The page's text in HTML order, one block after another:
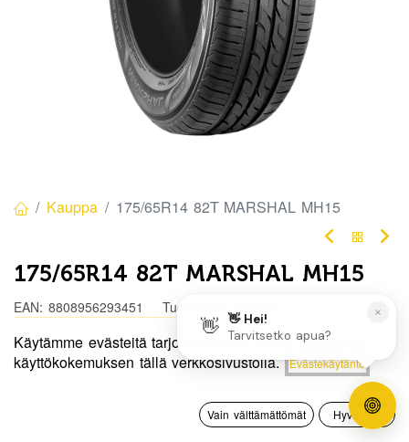
Hinta:
Lisää ostoskoriin
0
Toivelista Tili
Kauppa 175/65R14 82T MARSHAL MH15
175/65R14 82T MARSHAL MH15
EAN: 8808956293451 Tuotekoodi:
Tällä tuotteella ei ole kelvollista yhdistelmää.
Käytämme evästeitä tarjotaksemme sinulle paremman
käyttökokemuksen tällä verkkosivustolla.
Evästekäytäntö
Vain välttämättömät Hyväksyn